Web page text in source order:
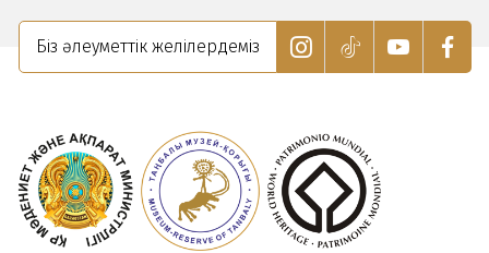
«KITF
-
Апреля
2023
2026
вечер
Біз әлеуметтік желілердеміз